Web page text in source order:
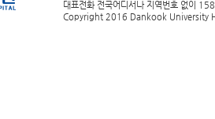
대표전화 전국어디서나 지역번호 없이
Copyright 2016 Dankook University